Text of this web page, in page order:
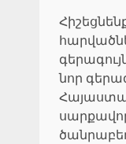
նոր